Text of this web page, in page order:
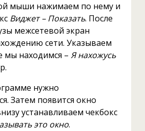
мыши нажимаем по нему и
Виджет – Показать. После
межсетевой экран
сети. Указываем
мы находимся – Я нахожусь
нужно
Затем появится окно
устанавливаем чекбокс
это окно.